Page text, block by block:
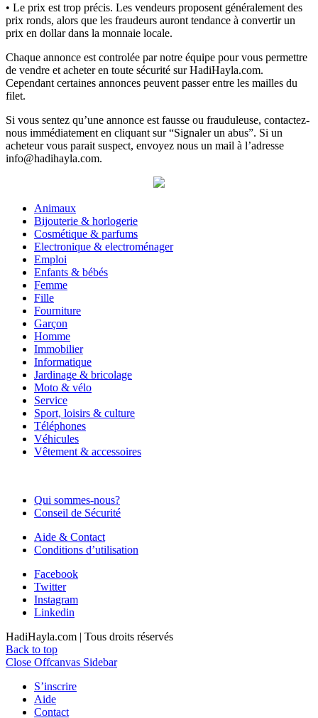
• Le prix est trop précis. Les vendeurs proposent généralement des
prix ronds, alors que les fraudeurs auront tendance à convertir un
prix en dollar dans la monnaie locale.
Chaque annonce est controlée par notre équipe pour vous permettre
de vendre et acheter en toute sécurité sur HadiHayla.com.
Cependant certaines annonces peuvent passer entre les mailles du
filet.
Si vous sentez qu’une annonce est fausse ou frauduleuse, contactez-
nous immédiatement en cliquant sur “Signaler un abus”. Si un
acheteur vous parait suspect, envoyez nous un mail à l’adresse
info@hadihayla.com.
Animaux
Bijouterie & horlogerie
Cosmétique & parfums
Electronique & electroménager
Emploi
Enfants & bébés
Femme
Fille
Fourniture
Garçon
Homme
Immobilier
Informatique
Jardinage & bricolage
Moto & vélo
Service
Sport, loisirs & culture
Téléphones
Véhicules
Vêtement & accessoires
Qui sommes-nous?
Conseil de Sécurité
Aide & Contact
Conditions d’utilisation
Facebook
Twitter
Instagram
Linkedin
HadiHayla.com | Tous droits réservés
Back to top
Close Offcanvas Sidebar
S’inscrire
Aide
Contact